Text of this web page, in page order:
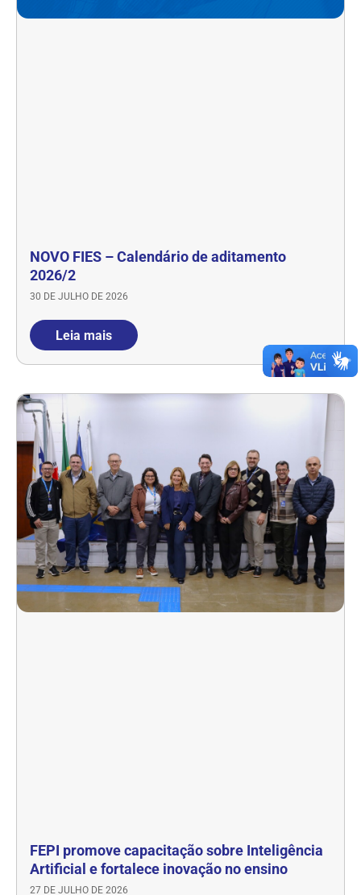
NOVO FIES – Calendário de aditamento
2026/2
30 DE JULHO DE 2026
Leia mais
FEPI promove capacitação sobre Inteligência
Artificial e fortalece inovação no ensino
27 DE JULHO DE 2026